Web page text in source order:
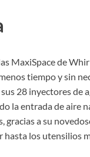
MaxiSpace de
tiempo y sin
28 inyectores de
la entrada de aire
gracias a su
los utensilios